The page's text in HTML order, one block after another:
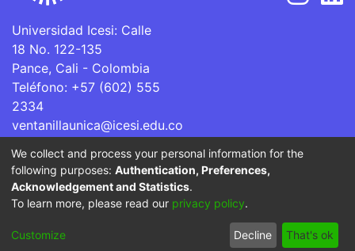
Universidad Icesi: Calle
18 No. 122-135
Pance, Cali - Colombia
Teléfono: +57 (602) 555
2334
ventanillaunica@icesi.edu.co
La Universidad Icesi es una Institución de Educación
Superior que se encuentra sujeta a inspección y vigilancia
por parte del Ministerio de Educación Nacional.
Cookie
End User
Agreement
Send
Feedback
We collect and process your personal information for the
following purposes: Authentication, Preferences,
Acknowledgement and Statistics.
To learn more, please read our privacy policy.
Customize Decline That's ok